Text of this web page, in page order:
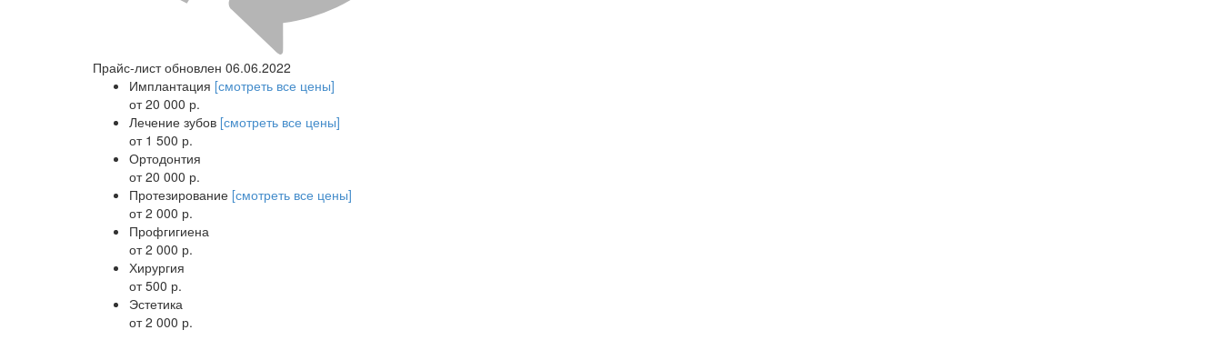
Прайс-лист обновлен 06.06.2022
Имплантация [смотреть все цены]
от 20 000 р.
Лечение зубов [смотреть все цены]
от 1 500 р.
Ортодонтия
от 20 000 р.
Протезирование [смотреть все цены]
от 2 000 р.
Профгигиена
от 2 000 р.
Хирургия
от 500 р.
Эстетика
от 2 000 р.